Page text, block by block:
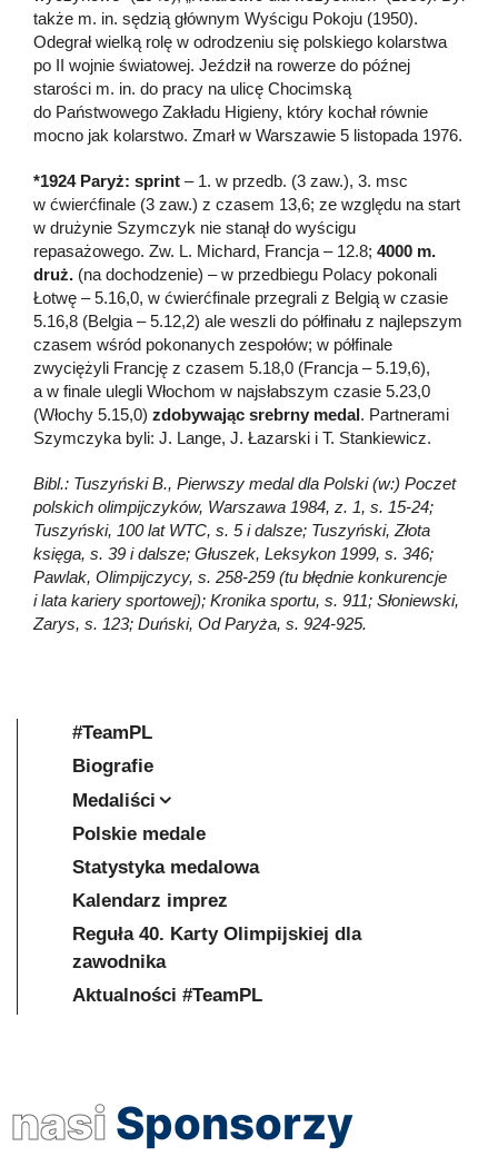
także m. in. sędzią głównym Wyścigu Pokoju (1950).
Odegrał wielką rolę w odrodzeniu się polskiego kolarstwa
po II wojnie światowej. Jeździł na rowerze do późnej
starości m. in. do pracy na ulicę Chocimską
do Państwowego Zakładu Higieny, który kochał równie
mocno jak kolarstwo. Zmarł w Warszawie 5 listopada 1976.
*1924 Paryż: sprint – 1. w przedb. (3 zaw.), 3. msc
w ćwierćfinale (3 zaw.) z czasem 13,6; ze względu na start
w drużynie Szymczyk nie stanął do wyścigu
repasażowego. Zw. L. Michard, Francja – 12.8; 4000 m.
druż. (na dochodzenie) – w przedbiegu Polacy pokonali
Łotwę – 5.16,0, w ćwierćfinale przegrali z Belgią w czasie
5.16,8 (Belgia – 5.12,2) ale weszli do półfinału z najlepszym
czasem wśród pokonanych zespołów; w półfinale
zwyciężyli Francję z czasem 5.18,0 (Francja – 5.19,6),
a w finale ulegli Włochom w najsłabszym czasie 5.23,0
(Włochy 5.15,0) zdobywając srebrny medal. Partnerami
Szymczyka byli: J. Lange, J. Łazarski i T. Stankiewicz.
Bibl.: Tuszyński B., Pierwszy medal dla Polski (w:) Poczet
polskich olimpijczyków, Warszawa 1984, z. 1, s. 15-24;
Tuszyński, 100 lat WTC, s. 5 i dalsze; Tuszyński, Złota
księga, s. 39 i dalsze; Głuszek, Leksykon 1999, s. 346;
Pawlak, Olimpijczycy, s. 258-259 (tu błędnie konkurencje
i lata kariery sportowej); Kronika sportu, s. 911; Słoniewski,
Zarys, s. 123; Duński, Od Paryża, s. 924-925.
#TeamPL
Biografie
Medaliści
Polskie medale
Statystyka medalowa
Kalendarz imprez
Reguła 40. Karty Olimpijskiej dla
zawodnika
Aktualności #TeamPL
nasi Sponsorzy